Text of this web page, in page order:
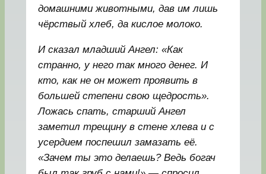
домашними животными, дав им лишь
чёрствый хлеб, да кислое молоко.
И сказал младший Ангел: «Как
странно, у него так много денег. И
кто, как не он может проявить в
большей степени свою щедрость».
Ложась спать, старший Ангел
заметил трещину в стене хлева и с
усердием поспешил замазать её.
«Зачем ты это делаешь? Ведь богач